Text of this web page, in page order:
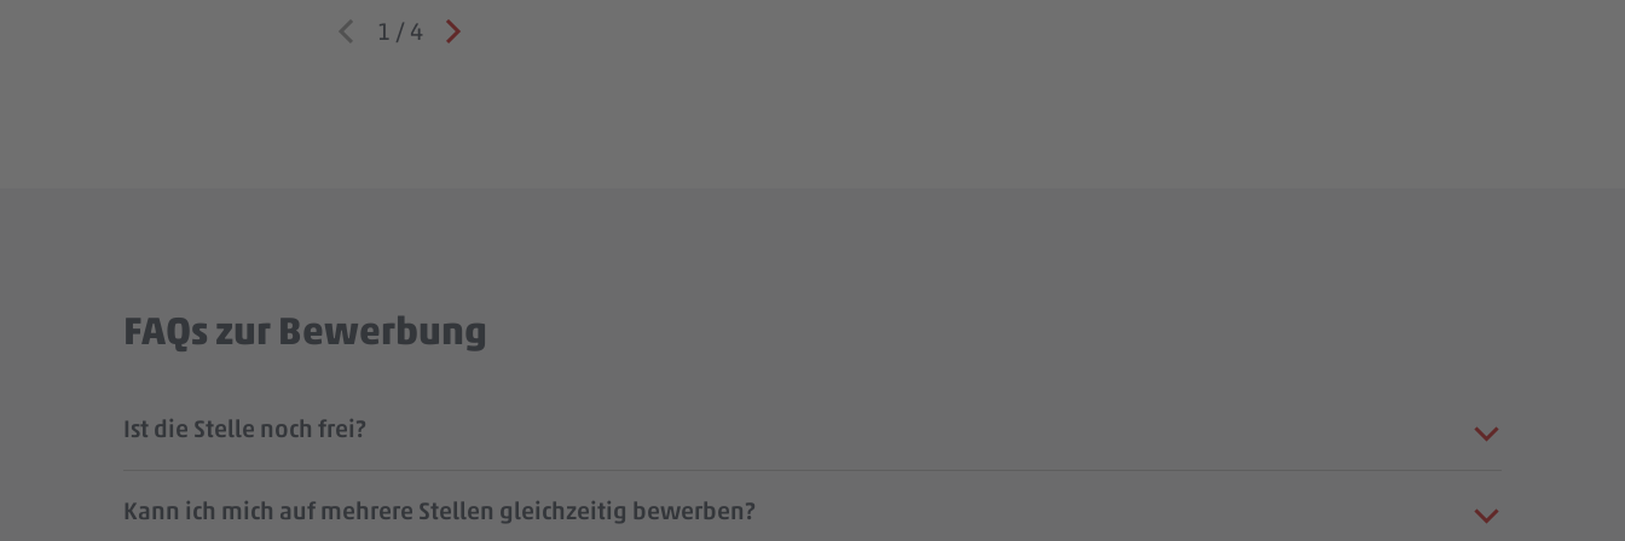
1 / 4
FAQs zur Bewerbung
Ist die Stelle noch frei?
Kann ich mich auf mehrere Stellen gleichzeitig bewerben?